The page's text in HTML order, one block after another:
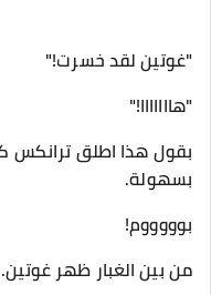
"غوتين لقد خسرت!"
"هااااااا!"
بقول هذا اطلق ترانكس
بسهولة.
بوووووم!
من بين الغبار ظهر غوتين.